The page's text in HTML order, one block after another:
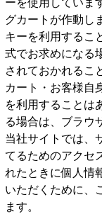
グカートが作動し
キーを利用するこ
式でお求めになる
されておかれるこ
カート・お客様自
を利用することは
る場合は、ブラウ
当社サイトでは、
てるためのアクセ
れたときに個人情
いただくために、
ます。